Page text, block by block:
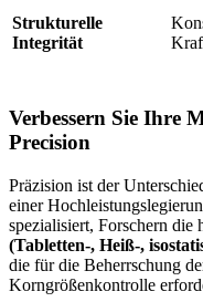
Strukturelle
Integrität
Verbessern Sie Ihre
Precision
Präzision ist der
einer
spezialisiert, Forschern die
(Tabletten-, Heiß-,
die für die Beherrschung
Korngrößenkontrolle